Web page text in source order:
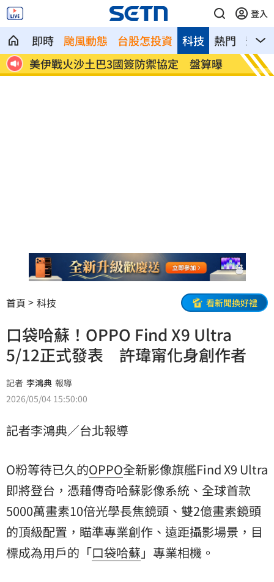
登入
即時 颱風動態 台股怎投資 熱門 影音
科技
NBA灰熊前鋒克拉克死因出爐：毒品意外 健保
首頁 科技 看新聞換好禮
口袋哈蘇！OPPO Find X9 Ultra
5/12正式發表 許瑋甯化身創作者
記者 李鴻典 報導
2026/05/04 15:50:00
記者李鴻典／台北報導
O粉等待已久的OPPO全新影像旗艦Find X9 Ultra
即將登台，憑藉傳奇哈蘇影像系統、全球首款
5000萬畫素10倍光學長焦鏡頭、雙2億畫素鏡頭
的頂級配置，瞄準專業創作、遠距攝影場景，目
標成為用戶的「口袋哈蘇 」專業相機。